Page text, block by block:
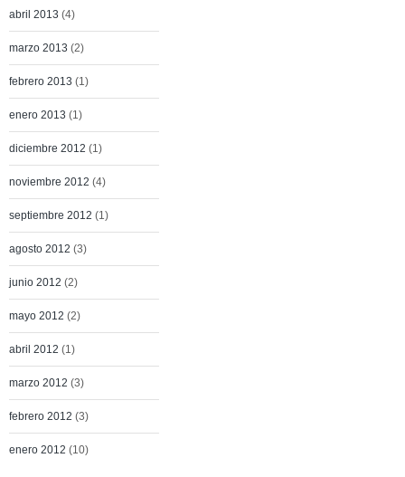
abril 2013 (4)
marzo 2013 (2)
febrero 2013 (1)
enero 2013 (1)
diciembre 2012 (1)
noviembre 2012 (4)
septiembre 2012 (1)
agosto 2012 (3)
junio 2012 (2)
mayo 2012 (2)
abril 2012 (1)
marzo 2012 (3)
febrero 2012 (3)
enero 2012 (10)